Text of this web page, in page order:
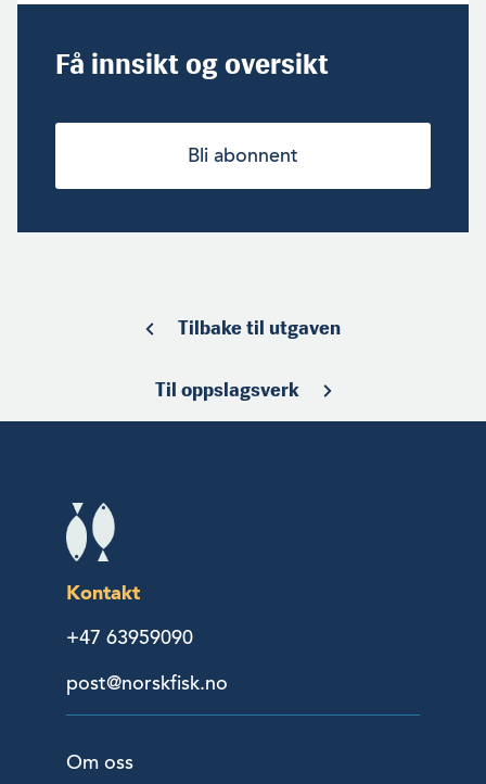
Få innsikt og oversikt
Bli abonnent
Tilbake til utgaven
Til oppslagsverk
Kontakt
+47 63959090
post@norskfisk.no
Om oss